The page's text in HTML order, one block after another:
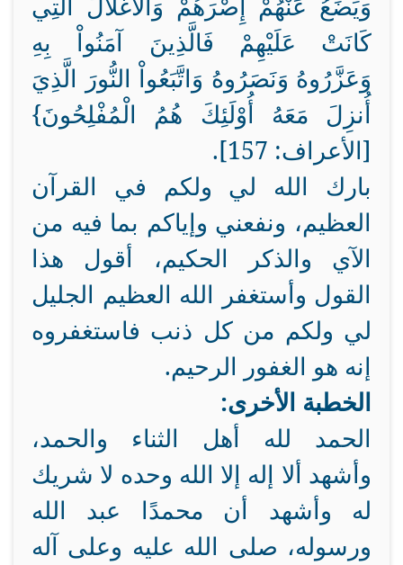
كَانَتْ عَلَيْهِمْ فَالَّذِينَ آمَنُواْ بِهِ
وَعَزَّرُوهُ وَنَصَرُوهُ وَاتَّبَعُواْ النُّورَ الَّذِيَ
أُنزِلَ مَعَهُ أُوْلَئِكَ هُمُ الْمُفْلِحُونَ}
[الأعراف: 157].
بارك الله لي ولكم في القرآن
العظيم، ونفعني وإياكم بما فيه من
الآي والذكر الحكيم، أقول هذا
القول وأستغفر الله العظيم الجليل
لي ولكم من كل ذنب فاستغفروه
إنه هو الغفور الرحيم.
الخطبة الأخرى:
الحمد لله أهل الثناء والحمد،
وأشهد ألا إله إلا الله وحده لا شريك
له وأشهد أن محمدًا عبد الله
ورسوله، صلى الله عليه وعلى آله